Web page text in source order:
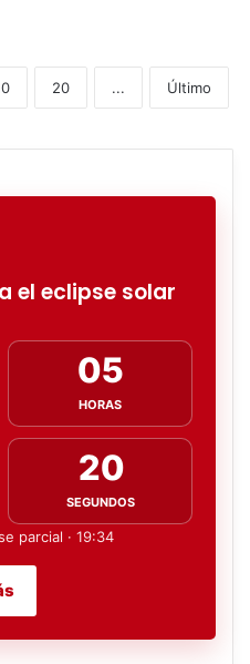
20 ... Último
el eclipse solar
05
HORAS
19
SEGUNDOS
parcial · 19:34